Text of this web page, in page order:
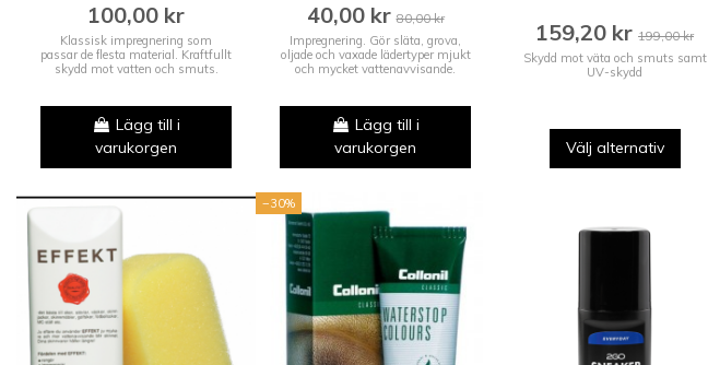
100,00 kr
Klassisk impregnering som
passar de flesta material. Kraftfullt
skydd mot vatten och smuts.
Lägg till i
varukorgen
40,00 kr80,00 kr
Impregnering. Gör släta, grova,
oljade och vaxade lädertyper mjukt
och mycket vattenavvisande.
Lägg till i
varukorgen
159,20 kr 199,00 kr
Skydd mot väta och smuts samt
UV-skydd
Välj alternativ
−30%